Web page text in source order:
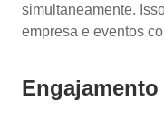
simultaneamente.
empresa e eventos